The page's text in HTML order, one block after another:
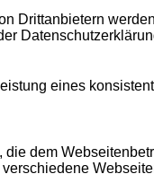
Drittanbietern
eines
dem